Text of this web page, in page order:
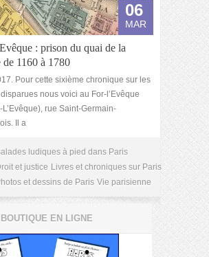
06
MAR
: prison du quai de la
de 1160 à 1780
Pour cette sixième chronique sur les
nous voici au For-l’Evêque
L’Evêque), rue Saint-Germain-
Il a
ludiques à pied dans Paris
et justice Livres et chroniques sur Paris
et dessins de Paris Vie parisienne
EN LIGNE